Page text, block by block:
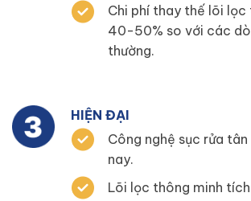
Chi phí thay thế lõi
40-50% so với các
thường.
HIỆN ĐẠI
Công nghệ sục rửa
nay.
Lõi lọc thông minh